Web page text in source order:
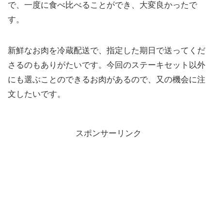
で、一度に食べ比べることができ、大変良かったで
す。
新鮮なお肉を冷蔵配送で、指定した期日で送ってくだ
さるのもありがたいです。今回のステーキセット以外
にも選ぶことのできるお肉があるので、又の機会に注
文したいです。
スポンサーリンク